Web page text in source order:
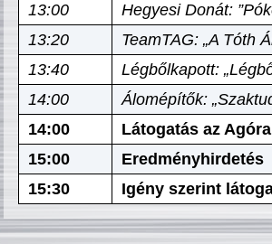
13:00
Hegyesi Donát:
13:20
TeamTAG: „A Tóth
13:40
Légbőlkapott:
14:00
Álomépítők:
14:00
Látogatás az
15:00
Eredményhirdetés
15:30
Igény szerint